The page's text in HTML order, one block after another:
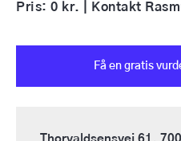
Pris: 0 kr. | Kontakt
Få en gratis